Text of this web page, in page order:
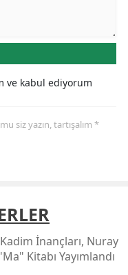
ve kabul ediyorum
siz yazın, tartışalım *
İnançları, Nuray
Kitabı Yayımlandı